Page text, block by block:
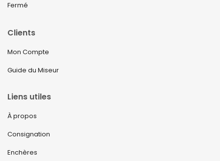
Fermé
Clients
Mon Compte
Guide du Miseur
Liens utiles
À propos
Consignation
Enchères